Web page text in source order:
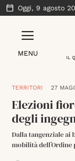
Oggi, 9 agosto
MENU
IL
TERRITORI 27
Elezioni
degli
Dalla tangenziale ai
mobilità